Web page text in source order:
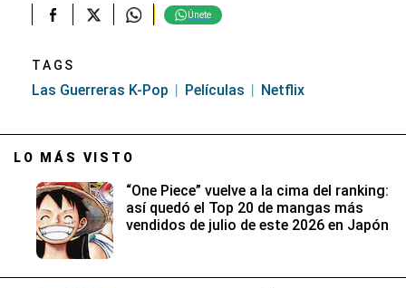
Únete
TAGS
Las Guerreras K-Pop Películas Netflix
LO MÁS VISTO
“One Piece” vuelve a la cima del ranking:
así quedó el Top 20 de mangas más
vendidos de julio de este 2026 en Japón